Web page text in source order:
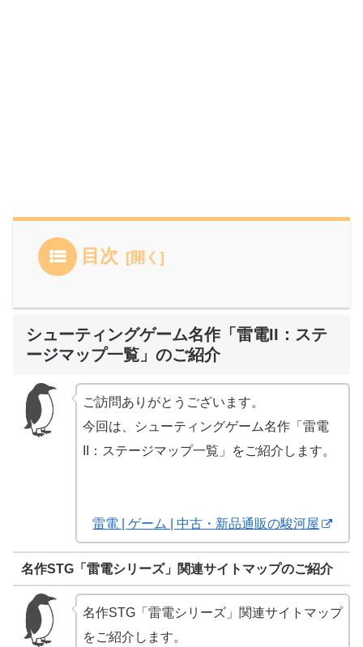
目次
シューティングゲーム名作「雷電II：ステ
ージマップ一覧」のご紹介
ご訪問ありがとうございます。
今回は、シューティングゲーム名作「雷電
II：ステージマップ一覧」をご紹介します。
雷電 | ゲーム | 中古・新品通販の駿河屋
名作STG「雷電シリーズ」関連サイトマップのご紹介
名作STG「雷電シリーズ」関連サイトマップ
をご紹介します。